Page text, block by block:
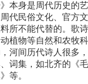
本身是周代历史的
代民俗文化、官方
所不能代替的。歌
植物等自然和农牧
河间历代诗人很多
词集，如北齐的《毛
等。